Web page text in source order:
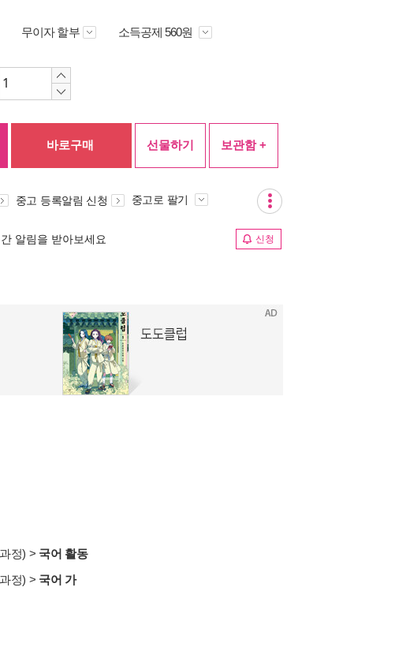
무이자 할부 소득공제 560원
바로구매 선물하기 보관함 +
중고 등록알림 신청 중고로 팔기
알림을 받아보세요 신청
정) > 국어 활동
정) > 국어 가